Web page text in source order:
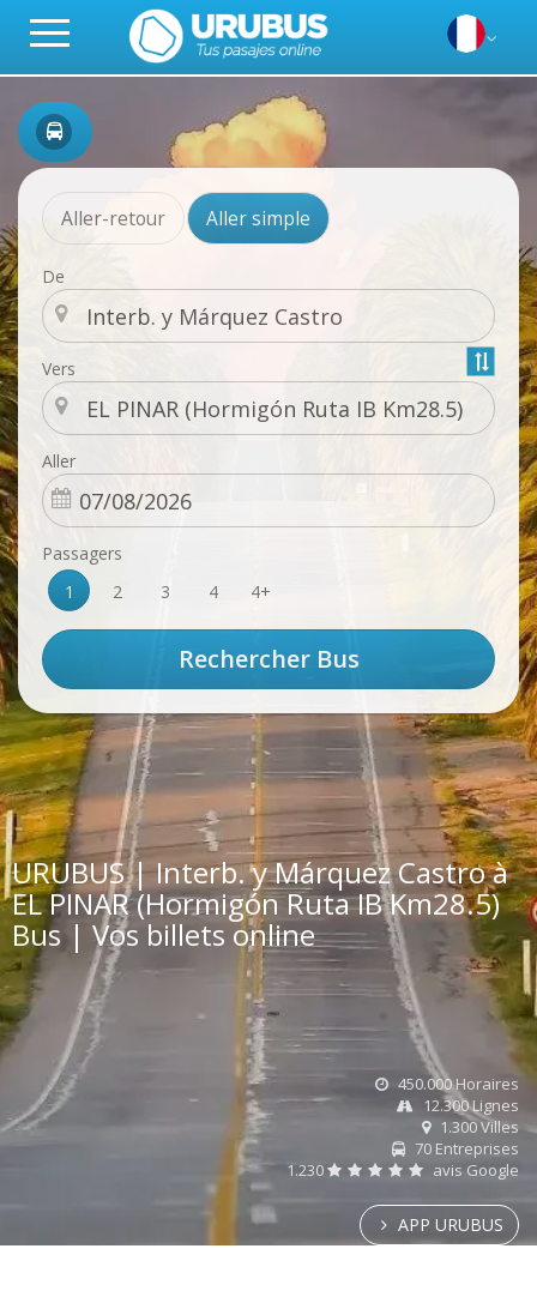
Aller-retour Aller simple
De
Vers
Aller
Passagers
1
2 3 4 4+
URUBUS | Interb. y Márquez Castro à
EL PINAR (Hormigón Ruta IB Km28.5)
Bus | Vos billets online
450.000 Horaires
12.300 Lignes
1.300 Villes
70 Entreprises
1.230
avis Google
APP URUBUS